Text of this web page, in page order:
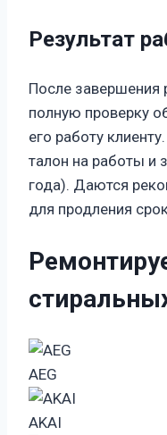
Результат
После завершения
полную проверку
его работу
талон на работы и
года). Даются
для продления
AEG
AKAI